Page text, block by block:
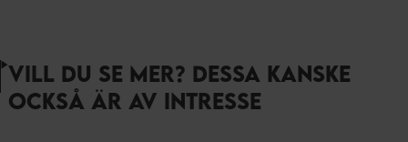
VILL DU SE MER? DESSA KANSKE
OCKSÅ ÄR AV INTRESSE